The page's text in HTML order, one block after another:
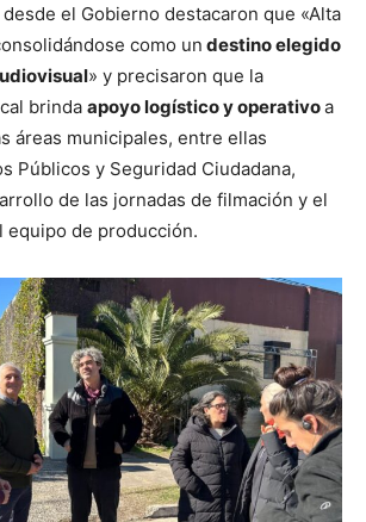
el Gobierno destacaron que «Alta
como un destino elegido
» y precisaron que la
brinda apoyo logístico y operativoa
áreas municipales, entre ellas
Públicos y Seguridad Ciudadana,
de las jornadas de filmación y el
equipo de producción.